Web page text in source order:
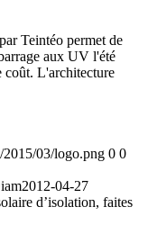
Teintéo permet de
aux UV l'été
coût. L'architecture
03/logo.png 0 0
2012-04-27
d’isolation, faites